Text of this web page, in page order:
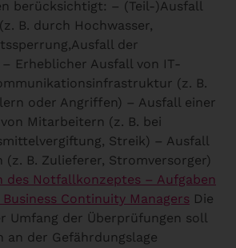
berücksichtigt: – (Teil-)Ausfall
B. durch Hochwasser,
der
Erheblicher Ausfall von IT-
(z. B.
oder Angriffen) – Ausfall einer
Mitarbeitern (z. B. bei
Streik) – Ausfall
(z. B. Zulieferer, Stromversorger)
des Notfallkonzeptes – Aufgaben
Continuity Managers Die
Umfang der Überprüfungen soll
an der Gefährdungslage